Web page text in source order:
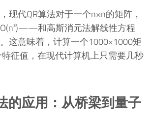
现代QR算法对于一个n×n的矩阵，
和高斯消元法解线性方程
这意味着，计算一个1000×1000矩
征值，在现代计算机上只需要几秒
的应用：从桥梁到量子